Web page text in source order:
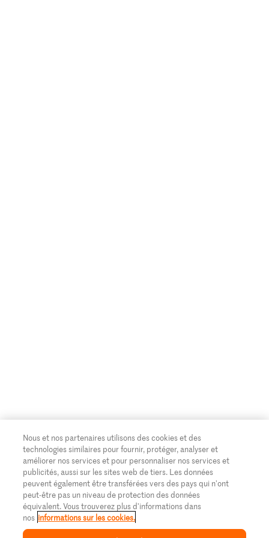
Nous et nos partenaires utilisons des cookies et des
technologies similaires pour fournir, protéger, analyser et
améliorer nos services et pour personnaliser nos services et
publicités, aussi sur les sites web de tiers. Les données
peuvent également être transférées vers des pays qui n'ont
peut-être pas un niveau de protection des données
équivalent. Vous trouverez plus d'informations dans
nos informations sur les cookies.